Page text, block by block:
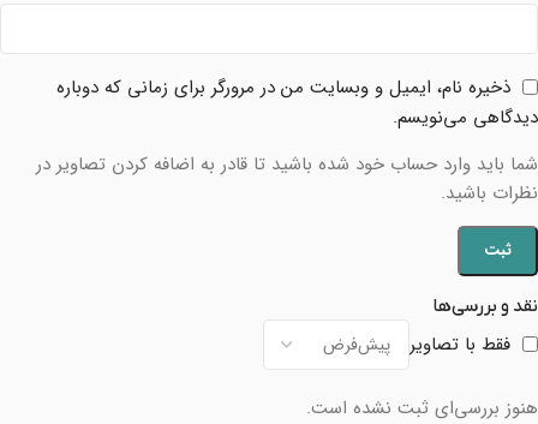
نقد و بررسی‌ها
فقط با تصاویر
هنوز بررسی‌ای ثبت نشده است.
ذخیره نام، ایمیل و وبسایت من در مرورگر برای زمانی که دوباره
دیدگاهی می‌نویسم.
شما باید وارد حساب خود شده باشید تا قادر به اضافه کردن تصاویر در
نظرات باشید.